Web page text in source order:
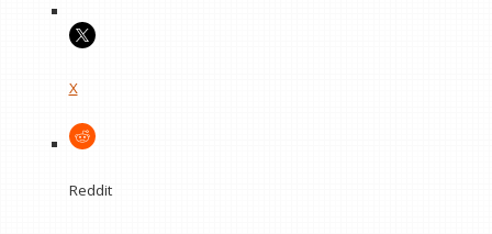
X
Reddit